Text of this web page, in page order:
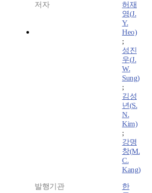
저자
허재
영(J.
Y.
Heo)
;
성진
우(J.
W.
Sung)
;
김성
년(S.
N.
Kim)
;
강명
창(M.
C.
Kang)
발행기관
한